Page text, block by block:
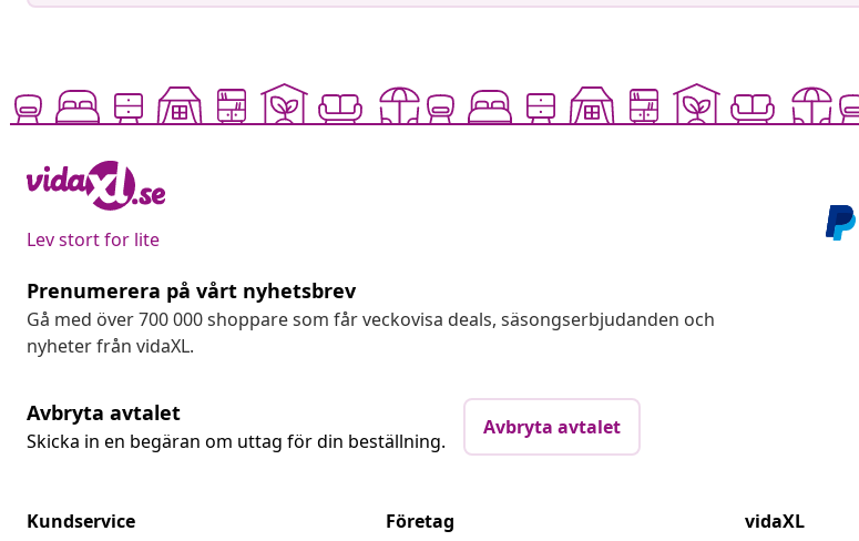
Lev stort for lite
Prenumerera på vårt nyhetsbrev
Gå med över 700 000 shoppare som får veckovisa deals, säsongserbjudanden och
nyheter från vidaXL.
Avbryta avtalet
Skicka in en begäran om uttag för din beställning.
Avbryta avtalet
Kundservice
Företag
vidaXL